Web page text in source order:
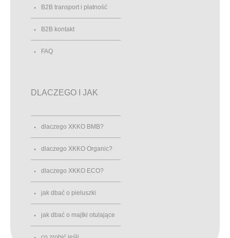
B2B transport i płatność
B2B kontakt
FAQ
DLACZEGO I JAK
dlaczego XKKO BMB?
dlaczego XKKO Organic?
dlaczego XKKO ECO?
jak dbać o pieluszki
jak dbać o majtki otulające